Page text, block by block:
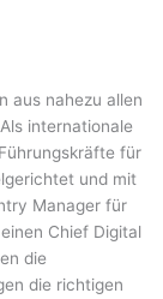
aus nahezu allen
internationale
für
und mit
Manager für
Chief Digital
die
die richtigen